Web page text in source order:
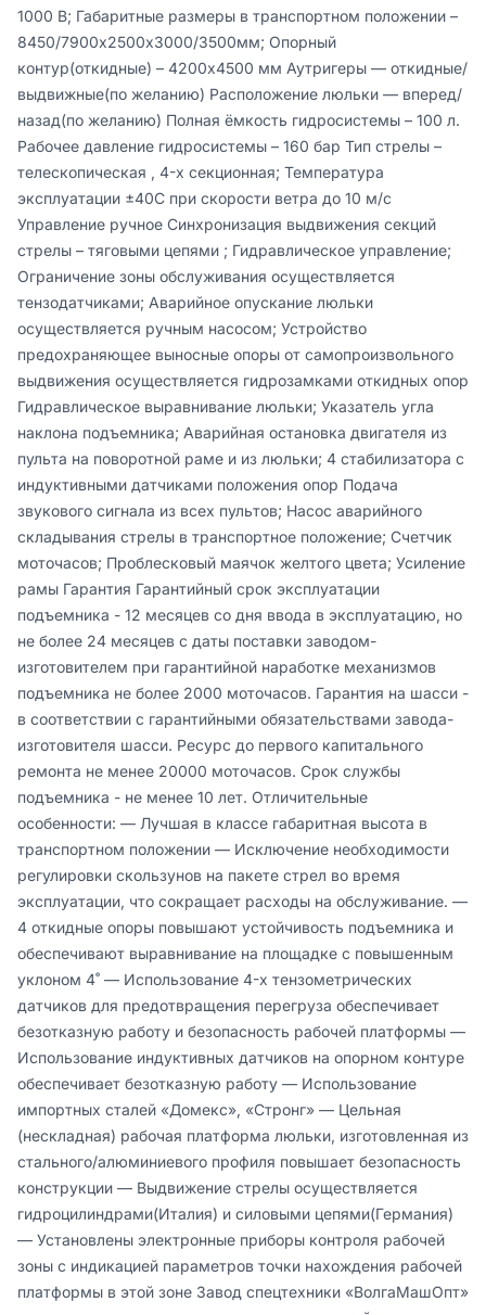
1000 В; Габаритные размеры в транспортном положении –
8450/7900х2500х3000/3500мм; Опорный
контур(откидные) – 4200х4500 мм Аутригеры — откидные/
выдвижные(по желанию) Расположение люльки — вперед/
назад(по желанию) Полная ёмкость гидросистемы – 100 л.
Рабочее давление гидросистемы – 160 бар Тип стрелы –
телескопическая , 4-х секционная; Температура
эксплуатации ±40С при скорости ветра до 10 м/с
Управление ручное Синхронизация выдвижения секций
стрелы – тяговыми цепями ; Гидравлическое управление;
Ограничение зоны обслуживания осуществляется
тензодатчиками; Аварийное опускание люльки
осуществляется ручным насосом; Устройство
предохраняющее выносные опоры от самопроизвольного
выдвижения осуществляется гидрозамками откидных опор
Гидравлическое выравнивание люльки; Указатель угла
наклона подъемника; Аварийная остановка двигателя из
пульта на поворотной раме и из люльки; 4 стабилизатора с
индуктивными датчиками положения опор Подача
звукового сигнала из всех пультов; Насос аварийного
складывания стрелы в транспортное положение; Счетчик
моточасов; Проблесковый маячок желтого цвета; Усиление
рамы Гарантия Гарантийный срок эксплуатации
подъемника - 12 месяцев со дня ввода в эксплуатацию, но
не более 24 месяцев с даты поставки заводом-
изготовителем при гарантийной наработке механизмов
подъемника не более 2000 моточасов. Гарантия на шасси -
в соответствии с гарантийными обязательствами завода-
изготовителя шасси. Ресурс до первого капитального
ремонта не менее 20000 моточасов. Срок службы
подъемника - не менее 10 лет. Отличительные
особенности: — Лучшая в классе габаритная высота в
транспортном положении — Исключение необходимости
регулировки скользунов на пакете стрел во время
эксплуатации, что сокращает расходы на обслуживание. —
4 откидные опоры повышают устойчивость подъемника и
обеспечивают выравнивание на площадке с повышенным
уклоном 4˚ — Использование 4-х тензометрических
датчиков для предотвращения перегруза обеспечивает
безотказную работу и безопасность рабочей платформы —
Использование индуктивных датчиков на опорном контуре
обеспечивает безотказную работу — Использование
импортных сталей «Домекс», «Стронг» — Цельная
(нескладная) рабочая платформа люльки, изготовленная из
стального/алюминиевого профиля повышает безопасность
конструкции — Выдвижение стрелы осуществляется
гидроцилиндрами(Италия) и силовыми цепями(Германия)
— Установлены электронные приборы контроля рабочей
зоны с индикацией параметров точки нахождения рабочей
платформы в этой зоне Завод спецтехники «ВолгаМашОпт»